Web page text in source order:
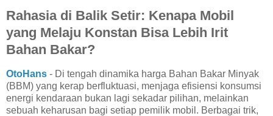
Rahasia di Balik Setir: Kenapa Mobil
yang Melaju Konstan Bisa Lebih Irit
Bahan Bakar?
OtoHans - Di tengah dinamika harga Bahan Bakar Minyak
(BBM) yang kerap berfluktuasi, menjaga efisiensi konsumsi
energi kendaraan bukan lagi sekadar pilihan, melainkan
sebuah keharusan bagi setiap pemilik mobil. Berbagai trik,